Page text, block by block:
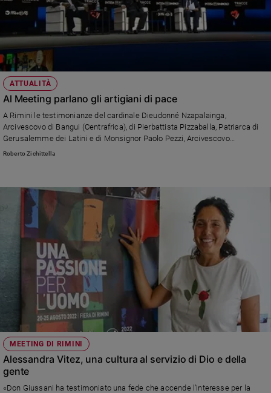
Foto
Video
Podcast
Privacy
Policy
siamo
Contatti
Pubblicità
Registrati
Redazione
Social
ATTUALITÀ
Al Meeting parlano gli artigiani di pace
A Rimini le testimonianze del cardinale Dieudonné Nzapalainga,
Arcivescovo di Bangui (Centrafrica), di Pierbattista Pizzaballa, Patriarca di
Gerusalemme dei Latini e di Monsignor Paolo Pezzi, Arcivescovo
Metropolita della Madre di Dio a Mosca. Calorosi messaggi di Papa
Roberto Zichittella
MEETING DI RIMINI
Alessandra Vitez, una cultura al servizio di Dio e della
gente
«Don Giussani ha testimoniato una fede che accende l’interesse per la